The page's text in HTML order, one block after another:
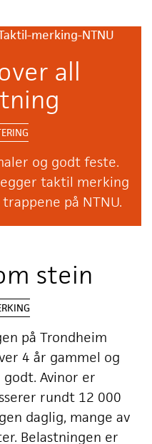
all
og godt feste.
taktil merking
på NTNU.
stein
på Trondheim
4 år gammel og
Avinor er
rundt 12 000
daglig, mange av
Belastningen er